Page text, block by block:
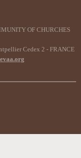
OF CHURCHES
Cedex 2 - FRANCE